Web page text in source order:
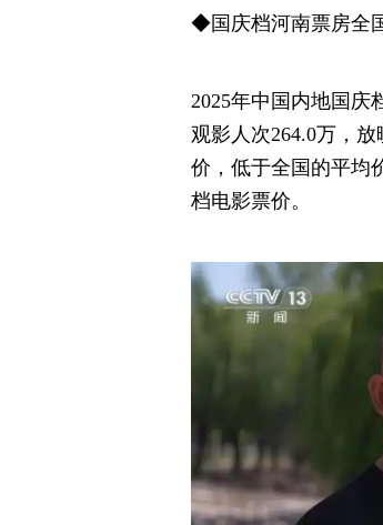
◆国庆档河南票房全
2025年中国内地国庆
观影人次264.0万，
价，低于全国的平均
档电影票价。